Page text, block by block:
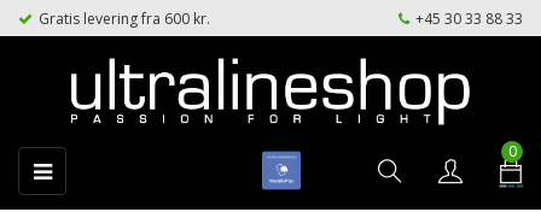
Gratis levering fra 600 kr. +45 30 33 88 33
Toggle
navigation
☰
0